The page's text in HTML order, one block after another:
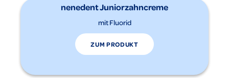
nenedent Juniorzahncreme
mit Fluorid
ZUM PRODUKT